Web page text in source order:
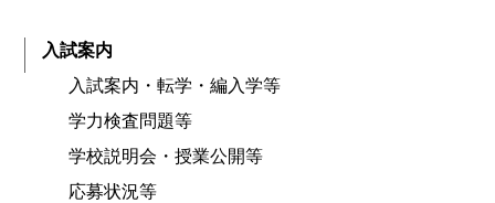
入試案内
入試案内・転学・編入学等
学力検査問題等
学校説明会・授業公開等
応募状況等